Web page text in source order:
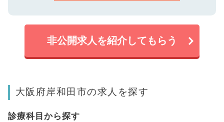
非公開求人を紹介してもらう
大阪府岸和田市の求人を探す
診療科目から探す